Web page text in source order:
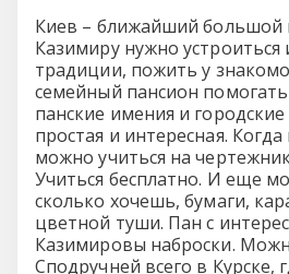
Киев – ближайший большой
Казимиру нужно
традиции, пожить у
семейный пансион
панские имения и
простая и интересная.
можно учиться на
Учиться бесплатно. И еще
сколько хочешь, бумаги,
цветной туши. Пан с
Казимировы наброски.
Сподручней всего в Курске,